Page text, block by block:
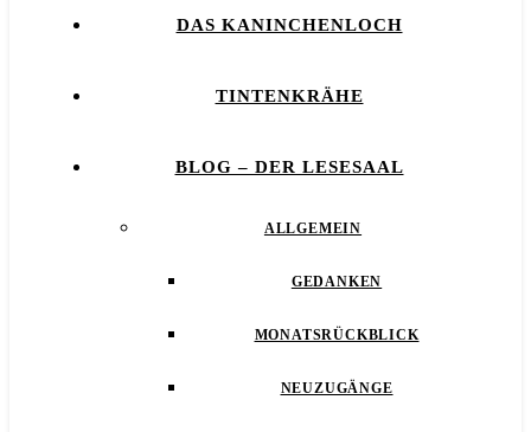
DAS KANINCHENLOCH
TINTENKRÄHE
BLOG – DER LESESAAL
ALLGEMEIN
GEDANKEN
MONATSRÜCKBLICK
NEUZUGÄNGE